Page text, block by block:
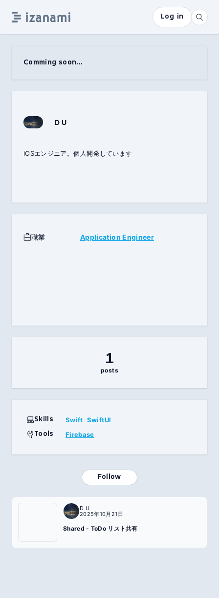
Log in
Comming soon...
D U
iOSエンジニア。個人開発しています
職業 Application Engineer
1
posts
Skills Swift SwiftUI
Tools Firebase
Follow
D U
2025年10月21日
Shared - ToDo リスト共有